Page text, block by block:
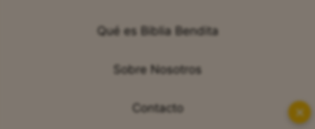
Qué es Biblia Bendita
Sobre Nosotros
Contacto ✕